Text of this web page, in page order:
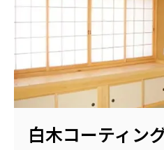
白木コーティン